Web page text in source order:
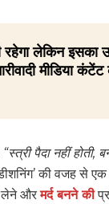
लेकिन इसका
मीडिया
“स्त्री पैदा नहीं होती,
की वजह से
लेने औरमर्द बनने की